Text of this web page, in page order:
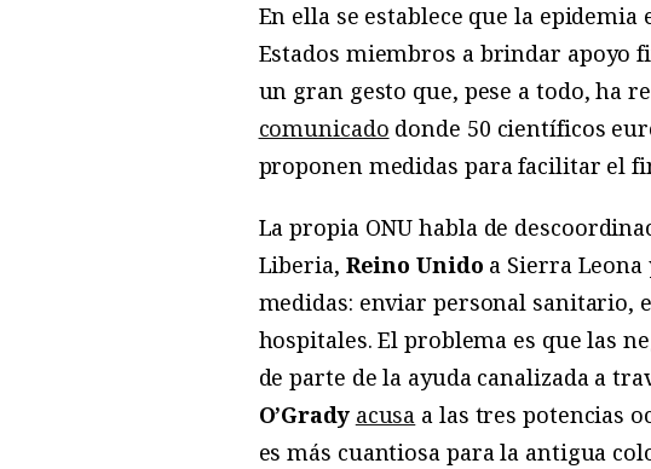
En ella se establece que la
Estados miembros a brindar apoyo
un gran gesto que, pese a todo, ha
comunicado donde 50 científicos
proponen medidas para facilitar el
La propia ONU habla de
Liberia, Reino Unido a Sierra Leona
medidas: enviar personal sanitario,
hospitales. El problema es que las
de parte de la ayuda canalizada a
O’Grady acusa a las tres potencias
es más cuantiosa para la antigua